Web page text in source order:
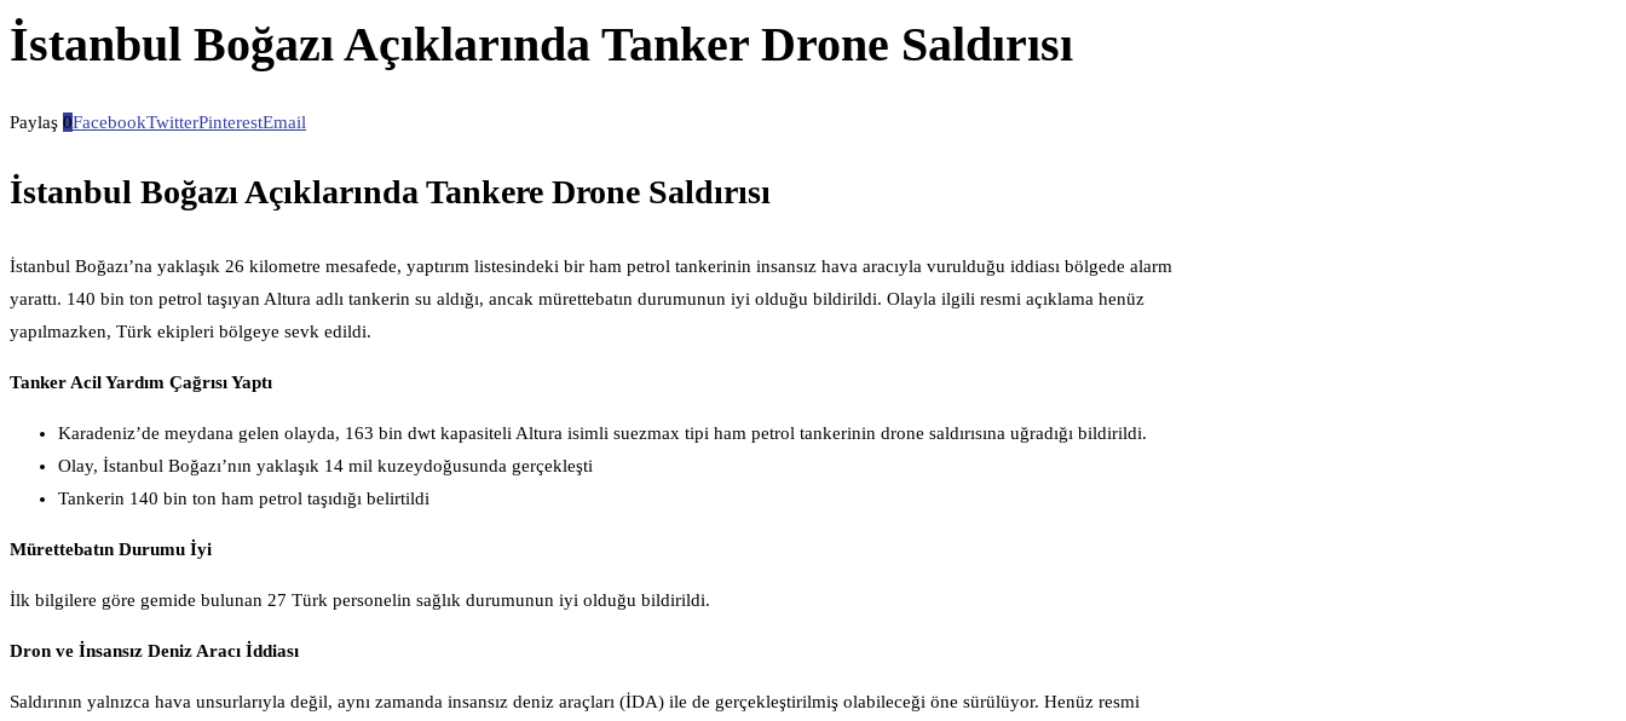
İstanbul Boğazı Açıklarında Tanker Drone Saldırısı
Paylaş 0FacebookTwitterPinterestEmail
İstanbul Boğazı Açıklarında Tankere Drone Saldırısı
İstanbul Boğazı’na yaklaşık 26 kilometre mesafede, yaptırım listesindeki bir ham petrol tankerinin insansız hava aracıyla vurulduğu iddiası bölgede alarm
yarattı. 140 bin ton petrol taşıyan Altura adlı tankerin su aldığı, ancak mürettebatın durumunun iyi olduğu bildirildi. Olayla ilgili resmi açıklama henüz
yapılmazken, Türk ekipleri bölgeye sevk edildi.
Tanker Acil Yardım Çağrısı Yaptı
Karadeniz’de meydana gelen olayda, 163 bin dwt kapasiteli Altura isimli suezmax tipi ham petrol tankerinin drone saldırısına uğradığı bildirildi.
Olay, İstanbul Boğazı’nın yaklaşık 14 mil kuzeydoğusunda gerçekleşti
Tankerin 140 bin ton ham petrol taşıdığı belirtildi
Mürettebatın Durumu İyi
İlk bilgilere göre gemide bulunan 27 Türk personelin sağlık durumunun iyi olduğu bildirildi.
Dron ve İnsansız Deniz Aracı İddiası
Saldırının yalnızca hava unsurlarıyla değil, aynı zamanda insansız deniz araçları (İDA) ile de gerçekleştirilmiş olabileceği öne sürülüyor. Henüz resmi